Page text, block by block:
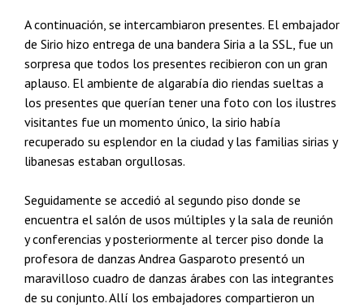
A continuación, se intercambiaron presentes. El embajador
de Sirio hizo entrega de una bandera Siria a la SSL, fue un
sorpresa que todos los presentes recibieron con un gran
aplauso. El ambiente de algarabía dio riendas sueltas a
los presentes que querían tener una foto con los ilustres
visitantes fue un momento único, la sirio había
recuperado su esplendor en la ciudad y las familias sirias y
libanesas estaban orgullosas.
Seguidamente se accedió al segundo piso donde se
encuentra el salón de usos múltiples y la sala de reunión
y conferencias y posteriormente al tercer piso donde la
profesora de danzas Andrea Gasparoto presentó un
maravilloso cuadro de danzas árabes con las integrantes
de su conjunto. Allí los embajadores compartieron un